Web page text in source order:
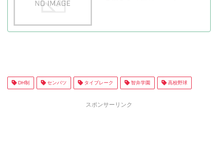
DH制 センバツ タイブレーク 智弁学園 高校野球
スポンサーリンク